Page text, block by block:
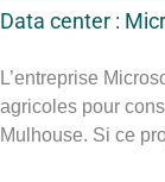
Data center :
L’entreprise
agricoles pour
Mulhouse. Si ce